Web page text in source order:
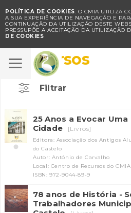
POLÍTICA DE COOKIES. O CMIA UTILIZA
A SUA EXPERIÊNCIA DE NAVEGAÇÃO E
CONTINUAÇÃO DA UTILIZAÇÃO DESTE
PRESSUPÕE A ACEITAÇÃO DA UTILIZAÇÃO
DE COOKIES
Diversos
Filtrar
25 Anos a Evocar
Cidade
[Livros]
Editora: Associação dos Antigos
do Castelo
Autor: António de Carvalho
Local: Centro de Recursos do CMIA
ISBN: 972-9044-89-9
78 anos de História -
Trabalhadores